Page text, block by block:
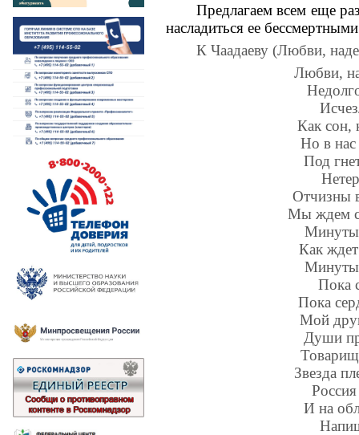
Предлагаем всем еще
насладиться ее
К Чаадаеву (Любви,
Любви,
Как сон,
Но в нас
Под
Отчизны
Мы ждем с
Минуты
Как
Минуты
Пока
Пока
Мой
Души
Звезда
И на